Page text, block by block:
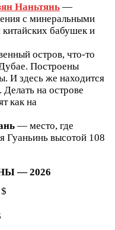
Наньтянь —
с минеральными
бабушек и
остров, что-то
Построены
И здесь же находится
на острове
как на
— место, где
Гуаньинь высотой 108
— 2026